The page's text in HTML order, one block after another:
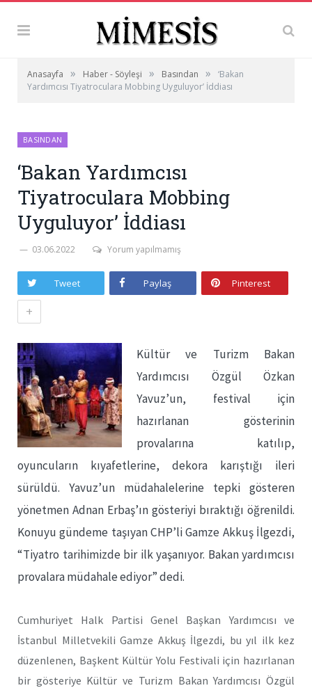
Anasayfa » Haber - Söyleşi » Basından »
‘Bakan
Yardımcısı Tiyatroculara Mobbing Uyguluyor’ İddiası
BASINDAN
‘Bakan Yardımcısı
Tiyatroculara Mobbing
Uyguluyor’ İddiası
03.06.2022 Yorum yapılmamış
Tweet Paylaş Pinterest
+
Kültür ve Turizm Bakan
Yardımcısı Özgül Özkan
Yavuz’un, festival için
hazırlanan gösterinin
provalarına katılıp,
oyuncuların kıyafetlerine, dekora karıştığı ileri
sürüldü. Yavuz’un müdahalelerine tepki gösteren
yönetmen Adnan Erbaş’ın gösteriyi bıraktığı öğrenildi.
Konuyu gündeme taşıyan CHP’li Gamze Akkuş İlgezdi,
“Tiyatro tarihimizde bir ilk yaşanıyor. Bakan yardımcısı
provalara müdahale ediyor” dedi.
Cumhuriyet Halk Partisi Genel Başkan Yardımcısı ve
İstanbul Milletvekili Gamze Akkuş İlgezdi, bu yıl ilk kez
düzenlenen, Başkent Kültür Yolu Festivali için hazırlanan
bir gösteriye Kültür ve Turizm Bakan Yardımcısı Özgül